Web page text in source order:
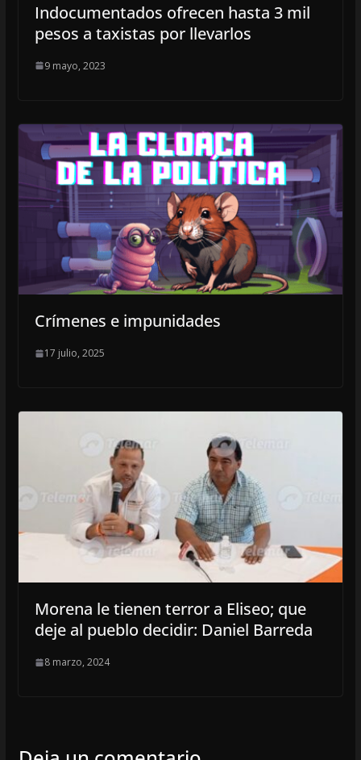
Indocumentados ofrecen hasta 3 mil
pesos a taxistas por llevarlos
9 mayo, 2023
Crímenes e impunidades
17 julio, 2025
Morena le tienen terror a Eliseo; que
deje al pueblo decidir: Daniel Barreda
8 marzo, 2024